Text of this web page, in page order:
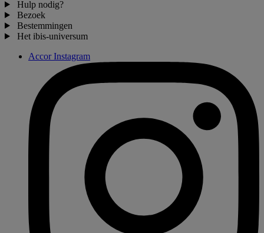
Hulp nodig?
Bezoek
Bestemmingen
Het ibis-universum
Accor Instagram